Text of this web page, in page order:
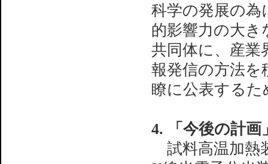
科学の発展の為
的影響力の大
共同体に、産業
報発信の方法を
瞭に公表する
4. 「今後の計
試料高温加熱